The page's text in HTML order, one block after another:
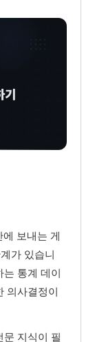
보내는 게
가 있습니
통계 데이
의사결정이
지식이 필